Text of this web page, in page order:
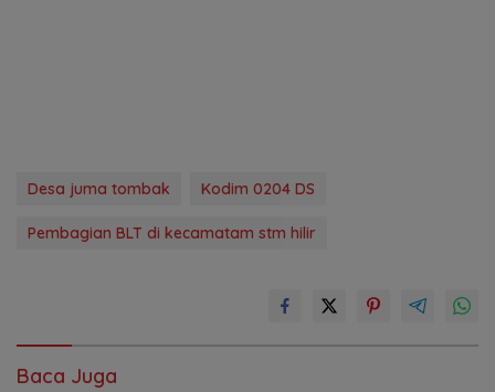
Desa juma tombak Kodim 0204 DS
Pembagian BLT di kecamatam stm hilir
Baca Juga